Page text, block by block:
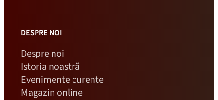
DESPRE NOI
Despre noi
Istoria noastră
Evenimente curente
Magazin online